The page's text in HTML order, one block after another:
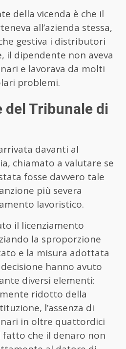
della vicenda è che il
all’azienda stessa,
gestiva i distributori
il dipendente non aveva
e lavorava da molti
problemi.
del Tribunale di
davanti al
chiamato a valutare se
fosse davvero tale
più severa
lavoristico.
il licenziamento
la sproporzione
e la misura adottata
decisione hanno avuto
diversi elementi:
ridotto della
l’assenza di
in oltre quattordici
fatto che il denaro non